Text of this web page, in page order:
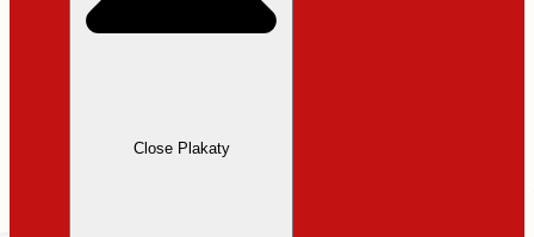
Close Plakaty